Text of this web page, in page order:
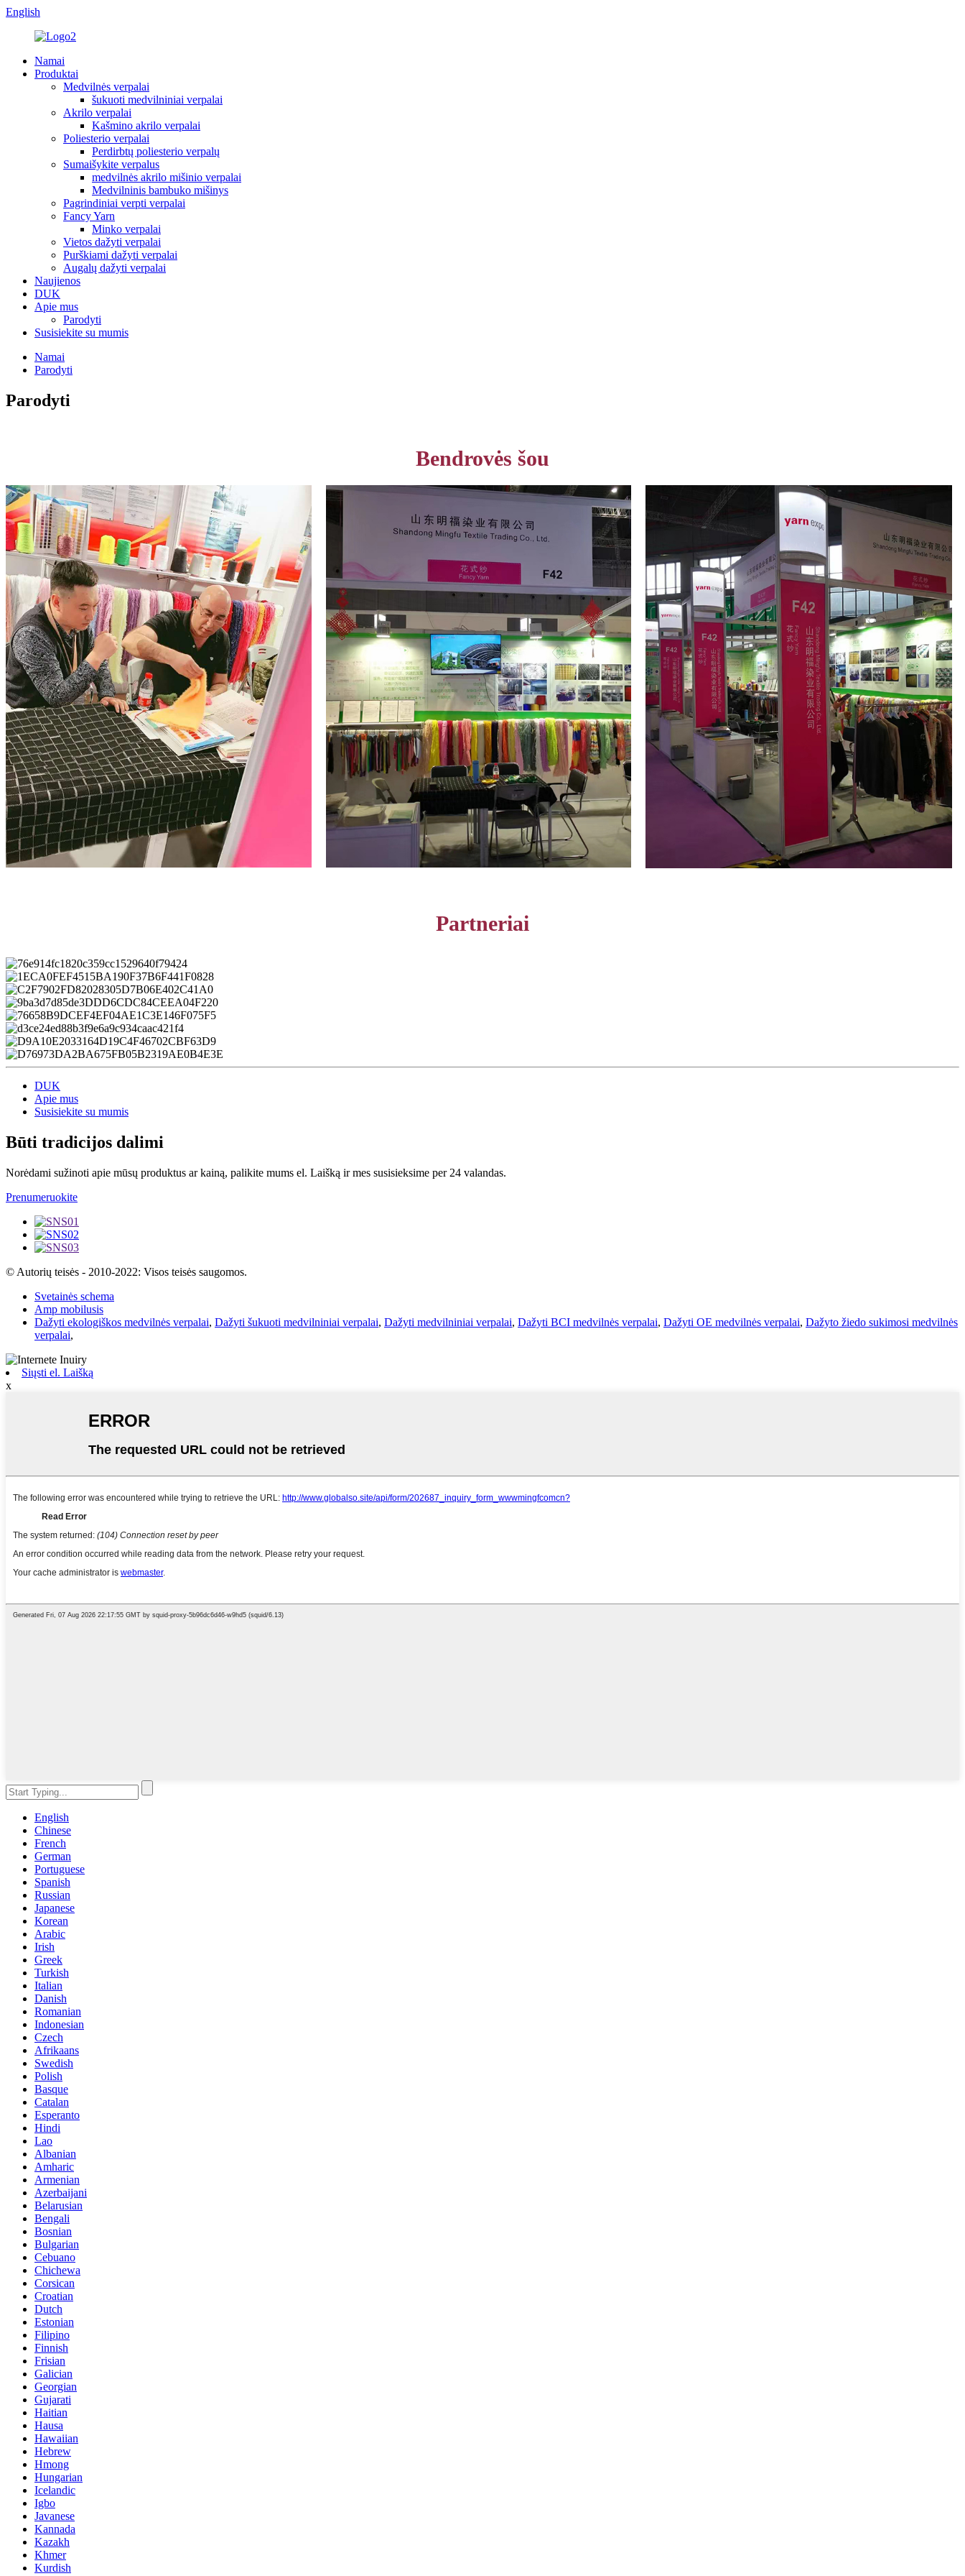
English
Namai
Produktai
Medvilnės verpalai
šukuoti medvilniniai verpalai
Akrilo verpalai
Kašmino akrilo verpalai
Poliesterio verpalai
Perdirbtų poliesterio verpalų
Sumaišykite verpalus
medvilnės akrilo mišinio verpalai
Medvilninis bambuko mišinys
Pagrindiniai verpti verpalai
Fancy Yarn
Minko verpalai
Vietos dažyti verpalai
Purškiami dažyti verpalai
Augalų dažyti verpalai
Naujienos
DUK
Apie mus
Parodyti
Susisiekite su mumis
Namai
Parodyti
Parodyti
Bendrovės šou
Partneriai
DUK
Apie mus
Susisiekite su mumis
Būti tradicijos dalimi
Norėdami sužinoti apie mūsų produktus ar kainą, palikite mums el. Laišką ir mes susisieksime per 24 valandas.
Prenumeruokite
© Autorių teisės - 2010-2022: Visos teisės saugomos.
Svetainės schema
Amp mobilusis
Dažyti ekologiškos medvilnės verpalai, Dažyti šukuoti medvilniniai verpalai, Dažyti medvilniniai verpalai, Dažyti BCI medvilnės verpalai, Dažyti OE medvilnės verpalai, Dažyto žiedo sukimosi medvilnės
verpalai,
Siųsti el. Laišką
x
English
Chinese
French
German
Portuguese
Spanish
Russian
Japanese
Korean
Arabic
Irish
Greek
Turkish
Italian
Danish
Romanian
Indonesian
Czech
Afrikaans
Swedish
Polish
Basque
Catalan
Esperanto
Hindi
Lao
Albanian
Amharic
Armenian
Azerbaijani
Belarusian
Bengali
Bosnian
Bulgarian
Cebuano
Chichewa
Corsican
Croatian
Dutch
Estonian
Filipino
Finnish
Frisian
Galician
Georgian
Gujarati
Haitian
Hausa
Hawaiian
Hebrew
Hmong
Hungarian
Icelandic
Igbo
Javanese
Kannada
Kazakh
Khmer
Kurdish